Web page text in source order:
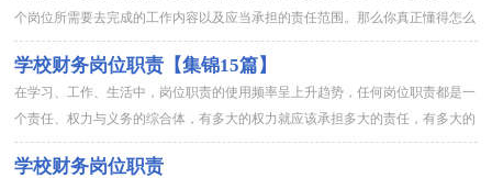
个岗位所需要去完成的工作内容以及应当承担的责任范围。那么你真正懂得怎么
制定岗位职责吗？以下是小编为大家收集的学校财务岗位职责，欢迎...
学校财务岗位职责【集锦15篇】
在学习、工作、生活中，岗位职责的使用频率呈上升趋势，任何岗位职责都是一
个责任、权力与义务的综合体，有多大的权力就应该承担多大的责任，有多大的
权力和责任应该尽多大的义务，任何割裂开来的做法都会发生问题。...
学校财务岗位职责